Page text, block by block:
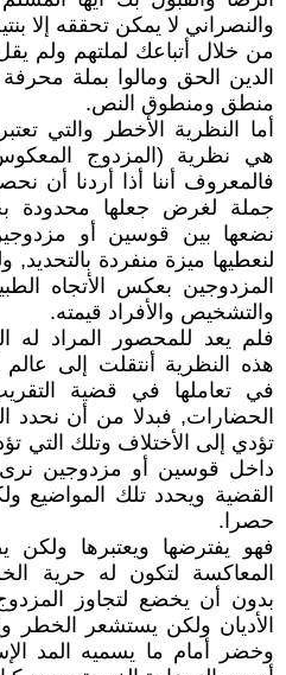
والنصراني لا يمكن تحققه إلا
من خلال أتباعك لملتهم ولم يقل
الدين الحق ومالوا بملة
منطق ومنطوق النص.
أما النظرية الأخطر والتي
هي نظرية (المزدوج
فالمعروف أننا أذا أردنا أن
جملة لغرض جعلها محدودة
نضعها بين قوسين أو
لنعطيها ميزة منفردة بالتحديد,
المزدوجين بعكس الأتجاه
والتشخيص والأفراد قيمته.
فلم يعد للمحصور المراد
هذه النظرية أنتقلت إلى
في تعاملها في قضية
الحضارات, فبدلا من أن نحدد
تؤدي إلى الأختلاف وتلك التي
داخل قوسين أو مزدوجين
القضية ويحدد تلك المواضيع
حصرا.
فهو يفترضها ويعتبرها ولكن
المعاكسة لتكون له حرية
بدون أن يخضع لتجاوز
الأديان ولكن يستشعر
وخضر أمام ما يسميه المد